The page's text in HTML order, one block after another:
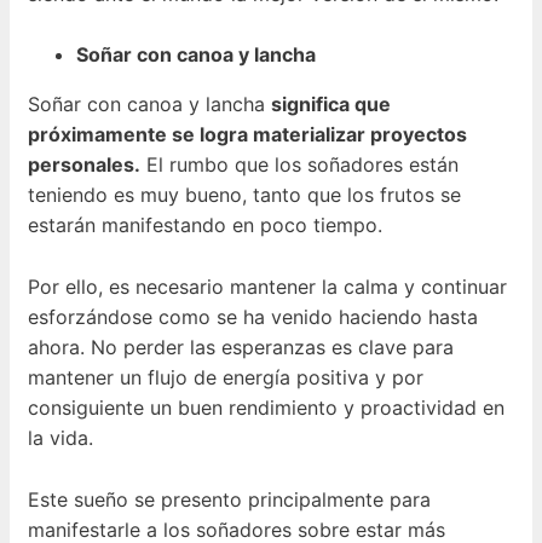
Soñar con canoa y lancha
Soñar con canoa y lancha significa que
próximamente se logra materializar proyectos
personales. El rumbo que los soñadores están
teniendo es muy bueno, tanto que los frutos se
estarán manifestando en poco tiempo.
Por ello, es necesario mantener la calma y continuar
esforzándose como se ha venido haciendo hasta
ahora. No perder las esperanzas es clave para
mantener un flujo de energía positiva y por
consiguiente un buen rendimiento y proactividad en
la vida.
Este sueño se presento principalmente para
manifestarle a los soñadores sobre estar más